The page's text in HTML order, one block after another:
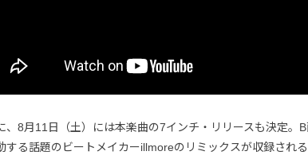
、8月11日（土）には本楽曲の7インチ・リリースも決定。
する話題のビートメイカーillmoreのリミックスが収録される